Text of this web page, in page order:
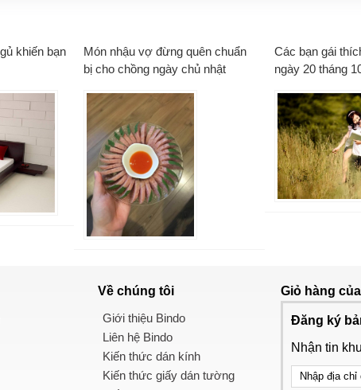
khiến bạn
Món nhậu vợ đừng quên chuẩn
bị cho chồng ngày chủ nhật
Các bạn gái
ngày 20 tháng
Về chúng tôi
Giới thiệu Bindo
Liên hệ Bindo
Kiến thức dán kính
Kiến thức giấy dán tường
Giỏ hàng
Đăng ký
Nhận tin